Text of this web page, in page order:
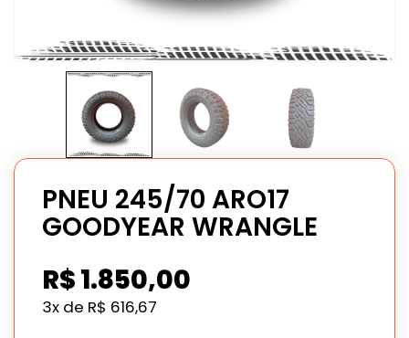
PNEU 245/70 ARO17
GOODYEAR WRANGLE
R$1.850,00
3x de R$ 616,67